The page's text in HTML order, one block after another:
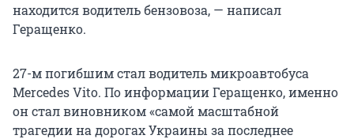
находится водитель бензовоза, — написал
Геращенко.
27-м погибшим стал водитель микроавтобуса
Mercedes Vito. По информации Геращенко, именно
он стал виновником «самой масштабной
трагедии на дорогах Украины за последнее